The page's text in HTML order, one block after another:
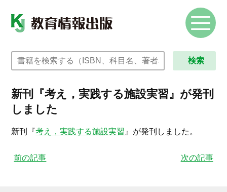
検索
新刊『考え，実践する施設実習』が発刊
しました
新刊『考え，実践する施設実習 』が発刊しました。
前の記事 次の記事